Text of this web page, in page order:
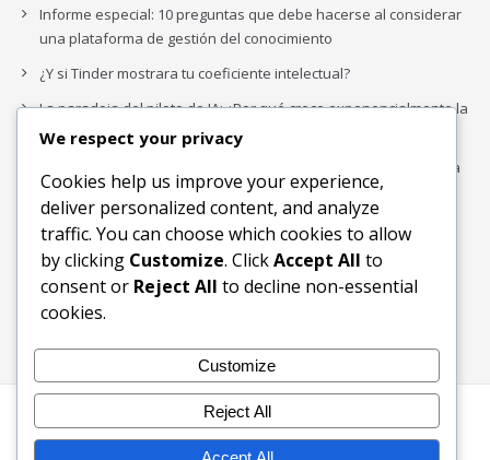
Informe especial: 10 preguntas que debe hacerse al considerar
una plataforma de gestión del conocimiento
¿Y si Tinder mostrara tu coeficiente intelectual?
La paradoja del piloto de IA: ¿Por qué crece exponencialmente la
complejidad de la IA empresarial?
Los organigramas de marketing se crearon para los canales. La
IA acaba de dejarlos obsoletos.
Buscar
Buscar
Inicio Blog
Bloques Temáticos
Contactos
We respect your privacy
Cookies help us improve your experience,
deliver personalized content, and analyze
traffic. You can choose which cookies to allow
by clicking Customize. ClickAccept All to
consent or Reject All to decline non-essential
cookies.
Customize
Reject All